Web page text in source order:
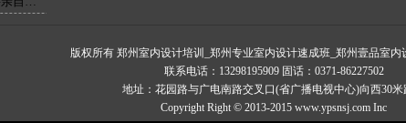
版权所有 郑州室内设计培训_郑州专业室内设计速成班_郑州壹品室内
联系电话：13298195909 固话：0371-86227502
地址：花园路与广电南路交叉口(省广播电视中心)向西30米
Copyright Right © 2013-2015 www.ypsnsj.com Inc